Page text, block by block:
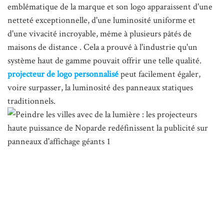
emblématique de la marque et son logo apparaissent d'une
netteté exceptionnelle, d'une luminosité uniforme et
d'une vivacité incroyable, même à plusieurs pâtés de
maisons de distance . Cela a prouvé à l'industrie qu'un
système haut de gamme pouvait offrir une telle qualité.
projecteur de logo personnalisépeut facilement égaler,
voire surpasser, la luminosité des panneaux statiques
traditionnels.